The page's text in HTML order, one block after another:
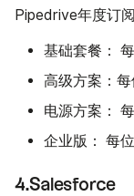
Pipedrive年度订
基础套餐：
高级方案： 每
电源方案：
企业版： 每
4.Salesforce